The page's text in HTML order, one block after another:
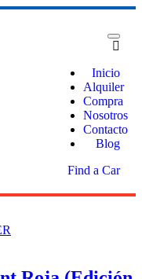
Inicio
Alquiler
Compra
Nosotros
Contacto
Blog
Find a Car